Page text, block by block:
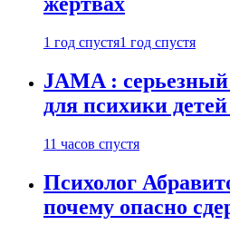
1 год спустя1 год спустя
JAMA : серьезный
для психики
11 часов спустя
Психолог
почему опасно